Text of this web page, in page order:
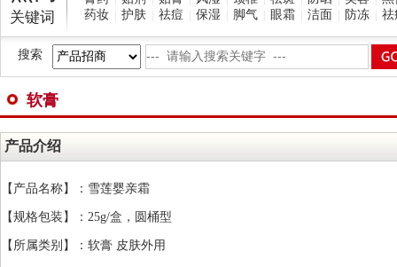
关键词
药妆
护肤 祛痘 保湿 脚气 眼霜 洁面 防冻 祛
搜索
软膏
产品介绍
【产品名称】：雪莲婴亲霜
【规格包装】：25g/盒，圆桶型
【所属类别】：软膏 皮肤外用